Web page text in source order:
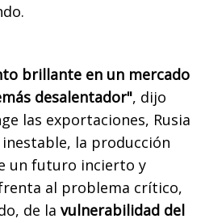
brillante en un mercado
desalentador", dijo
las exportaciones, Rusia
la producción
un futuro incierto y
al problema crítico,
de la vulnerabilidad del